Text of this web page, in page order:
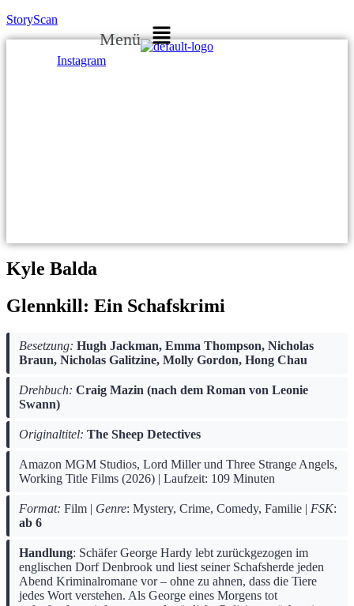
StoryScan
Menü
Instagram
Kyle Balda
Glennkill: Ein Schafskrimi
Besetzung: Hugh Jackman, Emma Thompson, Nicholas
Braun, Nicholas Galitzine, Molly Gordon, Hong Chau
Drehbuch: Craig Mazin (nach dem Roman von Leonie
Swann)
Originaltitel: The Sheep Detectives
Amazon MGM Studios, Lord Miller und Three Strange Angels,
Working Title Films (2026) | Laufzeit: 109 Minuten
Format: Film | Genre: Mystery, Crime, Comedy, Familie | FSK:
ab 6
Handlung: Schäfer George Hardy lebt zurückgezogen im
englischen Dorf Denbrook und liest seiner Schafsherde jeden
Abend Kriminalromane vor – ohne zu ahnen, dass die Tiere
jedes Wort verstehen. Als George eines Morgens tot